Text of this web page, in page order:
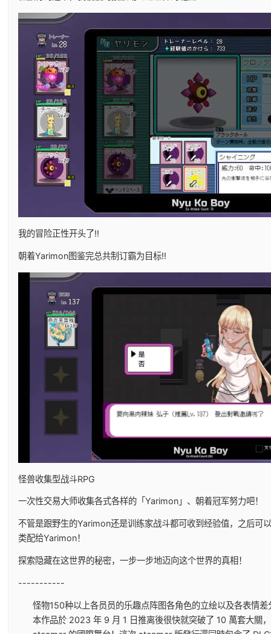
我的冒险正性开头了!!
朝着Yarimon图鉴完总共制订霸为目标!!
怪兽收集型战斗RPG
一次性交易大师收集各式各样的「Yarimon」、朝着冠军努力吧！
不管是跟野生的Yarimon还是训练家战斗都可收到经验值，之后可
类配给Yarimon！
探索隐藏在这世界的秘密，一步一步地迈向这个世界的真相！
-----------
怪物150种以上各员员的乐趣点阵图各角色的立绘以及各表情差
本作品於 2023 年 9 月 1 日推离後很快就突破了 10 萬套大關